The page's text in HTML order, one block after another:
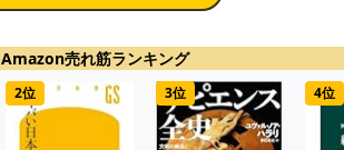
Amazon売れ筋ランキング
2位 3位 4位